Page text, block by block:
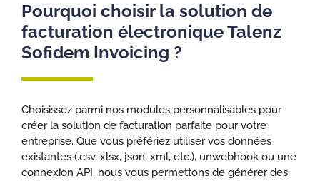
Pourquoi choisir la solution de
facturation électronique Talenz
Sofidem Invoicing ?
Choisissez parmi nos modules personnalisables pour
créer la solution de facturation parfaite pour votre
entreprise. Que vous préfériez utiliser vos données
existantes (.csv, xlsx, json, xml, etc.), unwebhook ou une
connexion API, nous vous permettons de générer des